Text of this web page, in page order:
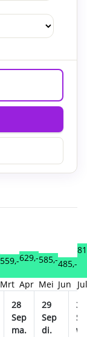
559,-
Mrt
629,-
Apr
585,-
Mei
485,-
Jun
Jul
28
Sep
ma.
29
Sep
di.
30